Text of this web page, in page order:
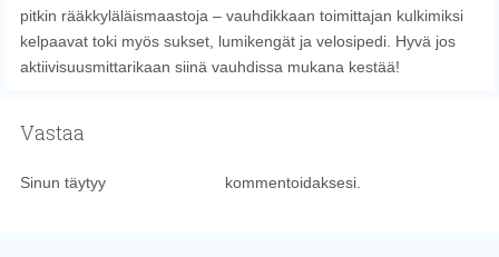
pitkin rääkkyläläismaastoja – vauhdikkaan toimittajan kulkimiksi
kelpaavat toki myös sukset, lumikengät ja velosipedi. Hyvä jos
aktiivisuusmittarikaan siinä vauhdissa mukana kestää!
Vastaa
Sinun täytyy kommentoidaksesi.